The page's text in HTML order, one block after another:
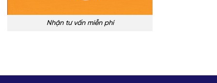
Nhận tư vấn miễn phí